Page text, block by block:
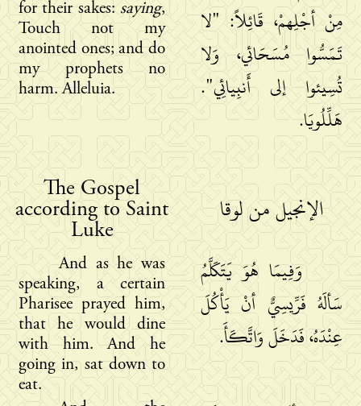
for their sakes:saying,
Touch not my
anointed ones; and do
my prophets no
harm. Alleluia.
مِنْ أجْلِهمْ، قَائِلاً: "لا
تَمَسُّوا مُسَحَائي، وَلا
تُسِيئوا إلى أَنبِيائِي".
هَلِّلُويَا.
The Gospel
according to Saint
Luke
الإنجيل من لوقا
And as he was
speaking, a certain
Pharisee prayed him,
that he would dine
with him. And he
going in, sat down to
eat.
وَفِيمَا هُوَ يَتَكَلَّمُ
سَألَهُ فَرِّيسِيٌّ أنْ يَأْكُلَ
عِنْدَهُ، فَدَخَلَ وَاتَّكَأَ.